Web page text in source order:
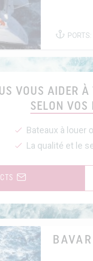
PORTS:
VOUS AIDER À
SELON VOS
Bateaux à louer
La qualité et le